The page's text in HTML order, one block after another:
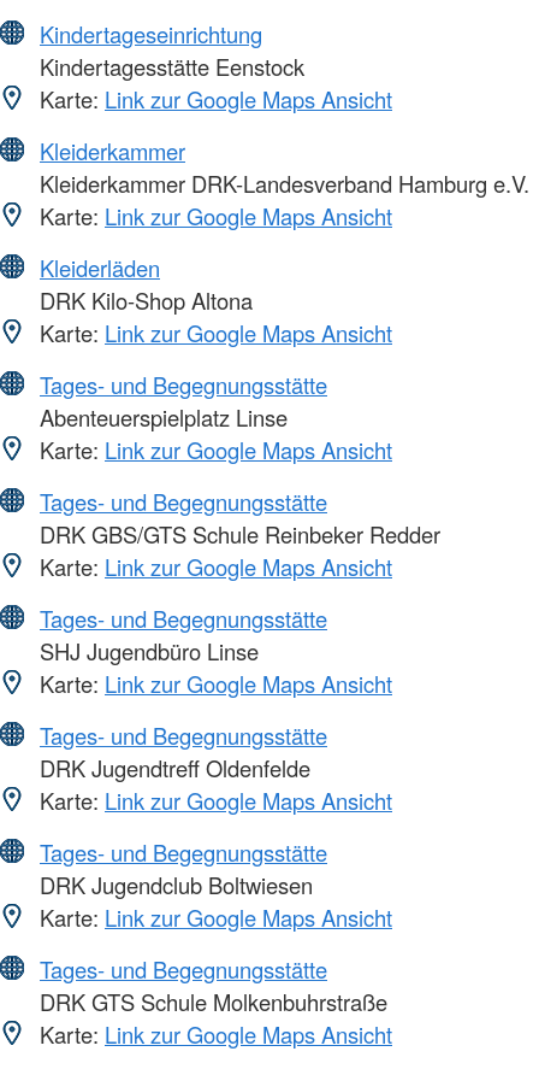
Kindertageseinrichtung
Kindertagesstätte Eenstock
Karte: Link zur Google Maps Ansicht
Kleiderkammer
Kleiderkammer DRK-Landesverband Hamburg e.V.
Karte: Link zur Google Maps Ansicht
Kleiderläden
DRK Kilo-Shop Altona
Karte: Link zur Google Maps Ansicht
Tages- und Begegnungsstätte
Abenteuerspielplatz Linse
Karte: Link zur Google Maps Ansicht
Tages- und Begegnungsstätte
DRK GBS/GTS Schule Reinbeker Redder
Karte: Link zur Google Maps Ansicht
Tages- und Begegnungsstätte
SHJ Jugendbüro Linse
Karte: Link zur Google Maps Ansicht
Tages- und Begegnungsstätte
DRK Jugendtreff Oldenfelde
Karte: Link zur Google Maps Ansicht
Tages- und Begegnungsstätte
DRK Jugendclub Boltwiesen
Karte: Link zur Google Maps Ansicht
Tages- und Begegnungsstätte
DRK GTS Schule Molkenbuhrstraße
Karte: Link zur Google Maps Ansicht